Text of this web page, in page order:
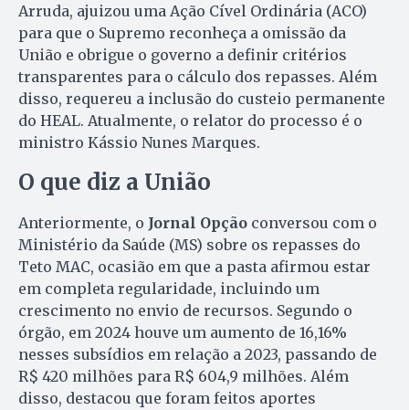
Arruda, ajuizou uma Ação Cível Ordinária (ACO)
para que o Supremo reconheça a omissão da
União e obrigue o governo a definir critérios
transparentes para o cálculo dos repasses. Além
disso, requereu a inclusão do custeio permanente
do HEAL. Atualmente, o relator do processo é o
ministro Kássio Nunes Marques.
O que diz a União
Anteriormente, o Jornal Opção conversou com o
Ministério da Saúde (MS) sobre os repasses do
Teto MAC, ocasião em que a pasta afirmou estar
em completa regularidade, incluindo um
crescimento no envio de recursos. Segundo o
órgão, em 2024 houve um aumento de 16,16%
nesses subsídios em relação a 2023, passando de
R$ 420 milhões para R$ 604,9 milhões. Além
disso, destacou que foram feitos aportes